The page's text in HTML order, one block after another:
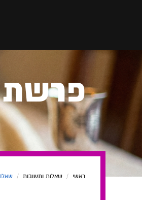
פרשת
ראשי / שאלות ותשובות /